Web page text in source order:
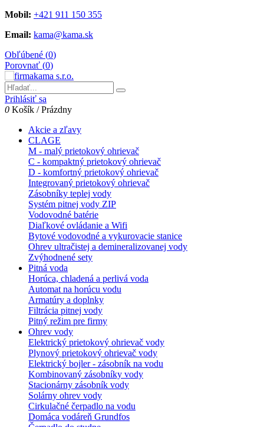
Mobil: +421 911 150 355
Email: kama@kama.sk
Obľúbené (0)
Porovnať (0)
Prihlásiť sa
0 Košík /Prázdny
Akcie a zľavy
CLAGE
M - malý prietokový ohrievač
C - kompaktný prietokový ohrievač
D - komfortný prietokový ohrievač
Integrovaný prietokový ohrievač
Zásobníky teplej vody
Systém pitnej vody ZIP
Vodovodné batérie
Diaľkové ovládanie a Wifi
Bytové vodovodné a vykurovacie stanice
Ohrev ultračistej a demineralizovanej vody
Zvýhodnené sety
Pitná voda
Horúca, chladená a perlivá voda
Automat na horúcu vodu
Armatúry a doplnky
Filtrácia pitnej vody
Pitný režim pre firmy
Ohrev vody
Elektrický prietokový ohrievač vody
Plynový prietokový ohrievač vody
Elektrický bojler - zásobník na vodu
Kombinovaný zásobníky vody
Stacionárny zásobník vody
Solárny ohrev vody
Cirkulačné čerpadlo na vodu
Domáca vodáreň Grundfos